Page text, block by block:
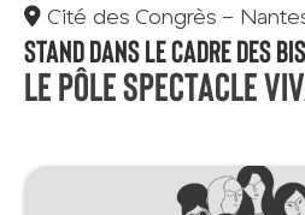
Cité des Congrès -
Stand dans le cadre des BIS
Le Pôle spectacle